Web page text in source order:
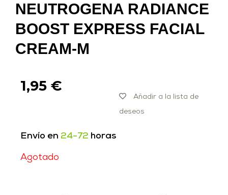
NEUTROGENA RADIANCE
BOOST EXPRESS FACIAL
CREAM-M
1,95 €
Añadir a la lista de
deseos
Envío en 24-72 horas
Agotado